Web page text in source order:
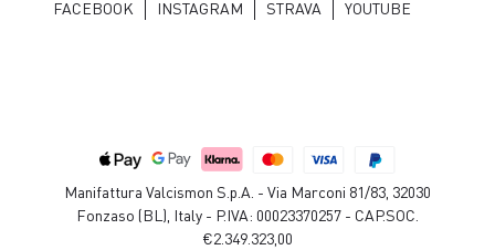
FACEBOOK INSTAGRAM STRAVA YOUTUBE
Manifattura Valcismon S.p.A. - Via Marconi 81/83, 32030
Fonzaso (BL), Italy - P.IVA: 00023370257 - CAP.SOC.
€2.349.323,00